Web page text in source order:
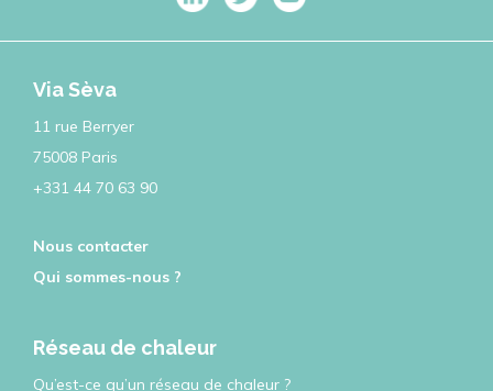
Via Sèva
11 rue Berryer
75008 Paris
+331 44 70 63 90
Nous contacter
Qui sommes-nous ?
Réseau de chaleur
Qu’est-ce qu’un réseau de chaleur ?